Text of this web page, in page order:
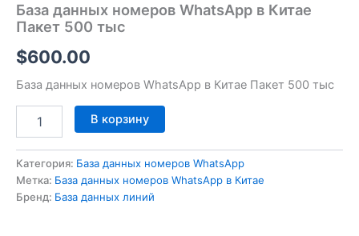
База данных номеров WhatsApp в Китае
Пакет 500 тыс
$600.00
База данных номеров WhatsApp в Китае Пакет 500 тыс
В корзину
Категория: База данных номеров WhatsApp
Метка: База данных номеров WhatsApp в Китае
Бренд: База данных линий